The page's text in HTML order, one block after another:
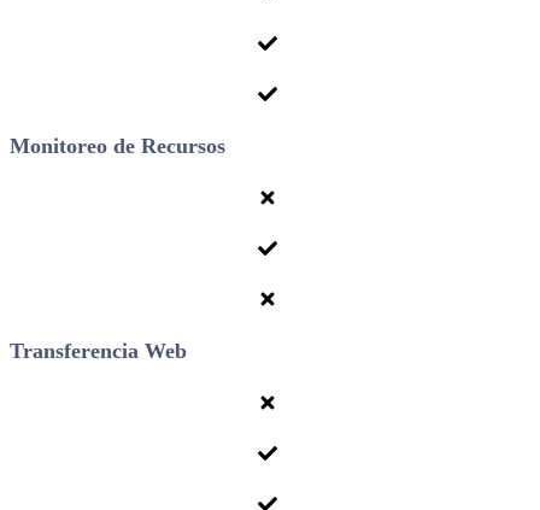
Monitoreo de Recursos
Transferencia Web